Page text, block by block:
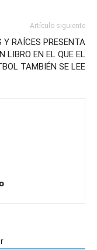
Artículo siguiente
Y RAÍCES PRESENTA
LIBRO EN EL QUE EL
TAMBIÉN SE LEE